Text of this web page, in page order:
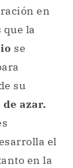
en
que la
se
su
azar.
el
en la